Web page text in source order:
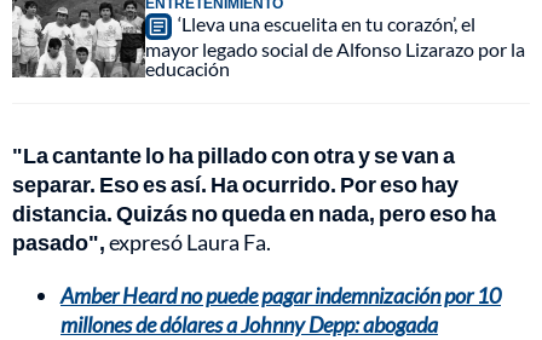
‘Lleva una escuelita en tu corazón’, el
mayor legado social de Alfonso Lizarazo por la
educación
"La cantante lo ha pillado con otra y se van a
separar. Eso es así. Ha ocurrido. Por eso hay
distancia. Quizás no queda en nada, pero eso ha
pasado",expresó Laura Fa.
Amber Heard no puede pagar indemnización por 10
millones de dólares a Johnny Depp: abogada